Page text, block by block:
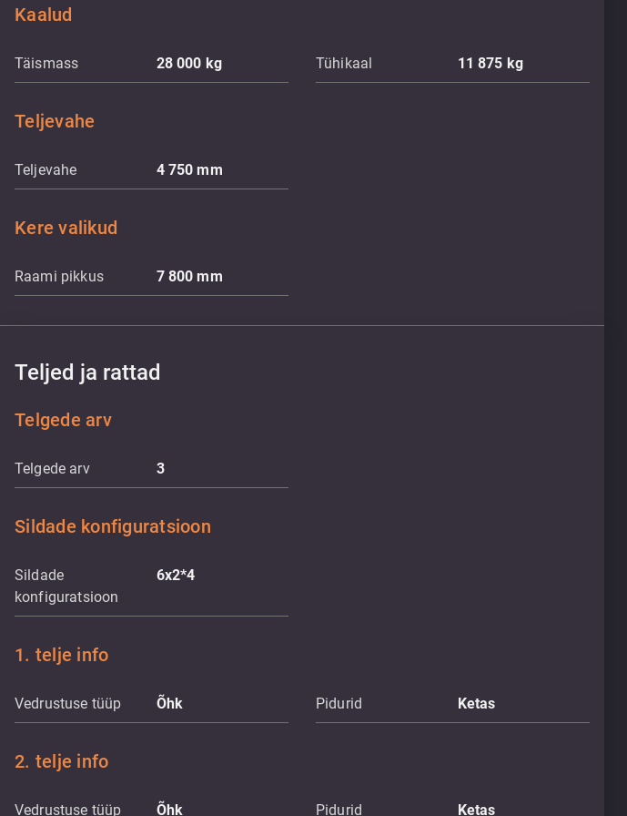
Kaalud
Täismass 28 000 kg Tühikaal 11 875 kg
Teljevahe
Teljevahe 4 750mm
Kere valikud
Raami pikkus 7 800mm
Teljed ja rattad
Telgede arv
Telgede arv 3
Sildade konfiguratsioon
Sildade
konfiguratsioon
6x2*4
1. telje info
Vedrustuse tüüp Õhk Pidurid Ketas
2. telje info
Vedrustuse tüüp Õhk Pidurid Ketas